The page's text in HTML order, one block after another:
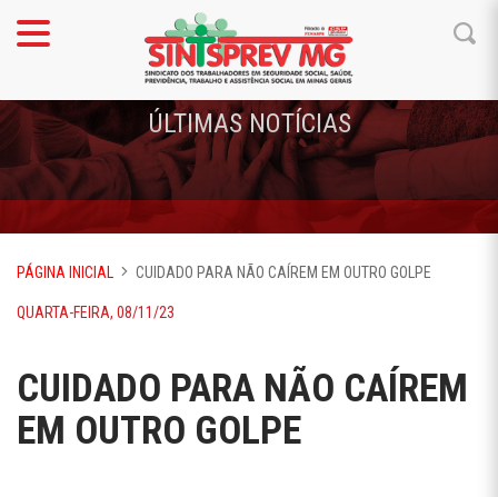
ÚLTIMAS NOTÍCIAS
PÁGINA INICIAL CUIDADO PARA NÃO CAÍREM EM OUTRO GOLPE
QUARTA-FEIRA, 08/11/23
CUIDADO PARA NÃO CAÍREM
EM OUTRO GOLPE